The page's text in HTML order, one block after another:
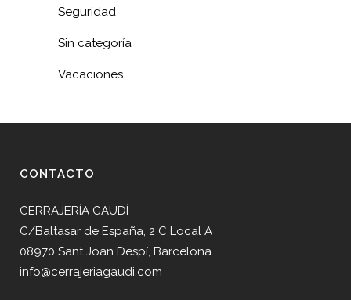
Seguridad
Sin categoría
Vacaciones
CONTACTO
CERRAJERÍA GAUDÍ
C/Baltasar de España, 2 C Local A
08970 Sant Joan Despí, Barcelona
info@cerrajeriagaudi.com